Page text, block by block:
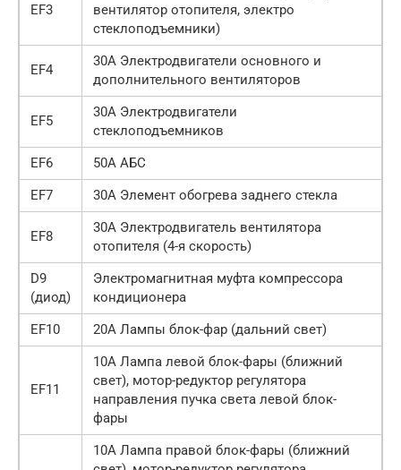
EF3
вентилятор отопителя, электро
стеклоподъемники)
EF4
30А Электродвигатели основного и
дополнительного вентиляторов
EF5
30А Электродвигатели
стеклоподъемников
EF6
50А АБС
EF7
30А Элемент обогрева заднего стекла
EF8
30А Электродвигатель вентилятора
отопителя (4-я скорость)
D9
(диод)
Электромагнитная муфта компрессора
кондиционера
EF10
20А Лампы блок-фар (дальний свет)
EF11
10А Лампа левой блок-фары (ближний
свет), мотор-редуктор регулятора
направления пучка света левой блок-
фары
10А Лампа правой блок-фары (ближний